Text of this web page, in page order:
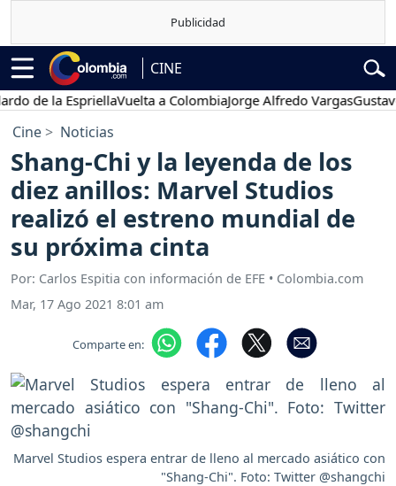
CINE
la EspriellaVuelta a ColombiaJorge Alfredo VargasGustavo
Cine Noticias
Shang-Chi y la leyenda de los
diez anillos: Marvel Studios
realizó el estreno mundial de
su próxima cinta
Por: Carlos Espitia con información de EFE • Colombia.com
Mar, 17 Ago 2021 8:01 am
Comparte en:
Marvel Studios espera entrar de lleno al mercado asiático con
"Shang-Chi". Foto: Twitter @shangchi